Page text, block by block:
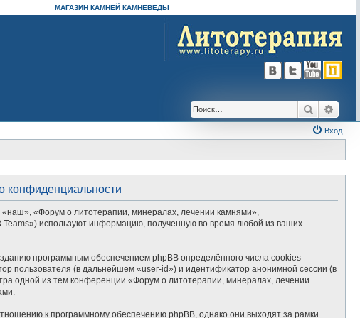
МАГАЗИН КАМНЕЙ КАМНЕВЕДЫ
Поиск
Вход
конфиденциальности
«Форум о литотерапии, минералах, лечении камнями»,
используют информацию, полученную во время любой из ваших
программным обеспечением phpBB определённого числа cookies
пользователя (в дальнейшем «user-id») и идентификатор анонимной сессии (в
одной из тем конференции «Форум о литотерапии, минералах, лечении
к программному обеспечению phpBB, однако они выходят за рамки